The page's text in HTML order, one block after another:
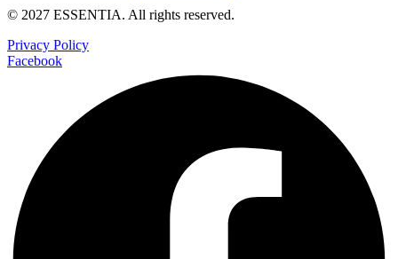
© 2027 ESSENTIA. All rights reserved.
Privacy Policy
Facebook